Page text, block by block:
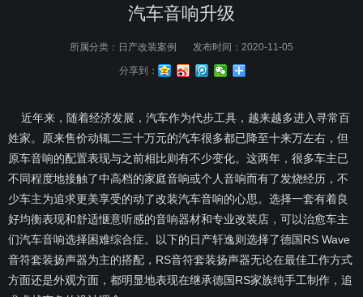
汽车音响升级
所属分类： 日产改装案例 发布时间： 2020-11-05
分享到：
近年来，随着经济发展，汽车作为代步工具，越来越多进入寻常百
姓家。原来售价动辄二三十万元的汽车很多都已降至十来万左右，但
原车音响的配置表现与之前相比则有不少变化。这两年，很多车主已
不同程度地接触了中高档的家庭音响或个人音响而有了发烧经历，不
少车主为追求更美享受的动了改装汽车音响的心思。选择一套有着良
好均衡表现和舒适惬意听感的音响器材和专业改装店，可以治愈车主
们汽车音响选择困难综合症。以下的日产轩逸则选择了德国RS Wave
音符套装扬声器为主的搭配，RS音符套装扬声器无论在最佳工作方式
方面还是外观方面，都明显地表现在继承德国RS家族纯手工制作，追